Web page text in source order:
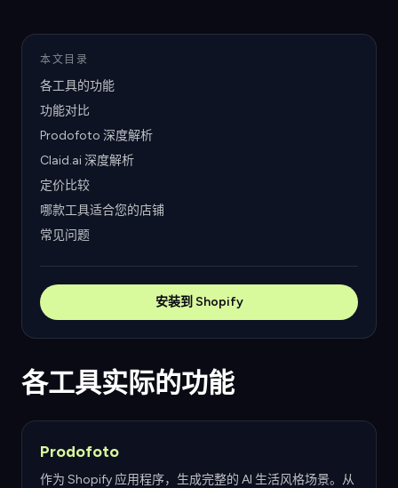
本文目录
各工具的功能
功能对比
Prodofoto 深度解析
Claid.ai 深度解析
定价比较
哪款工具适合您的店铺
常见问题
安装到 Shopify
各工具实际的功能
Prodofoto
作为 Shopify 应用程序，生成完整的 AI 生活风格场景。从